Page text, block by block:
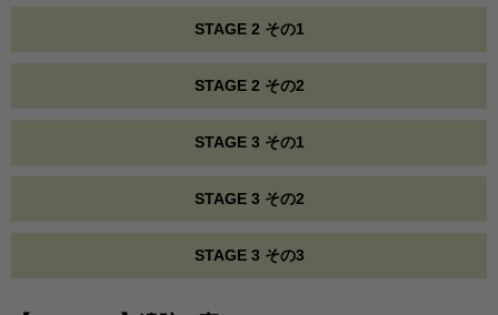
STAGE 2 その1
STAGE 2 その2
STAGE 3 その1
STAGE 3 その2
STAGE 3 その3